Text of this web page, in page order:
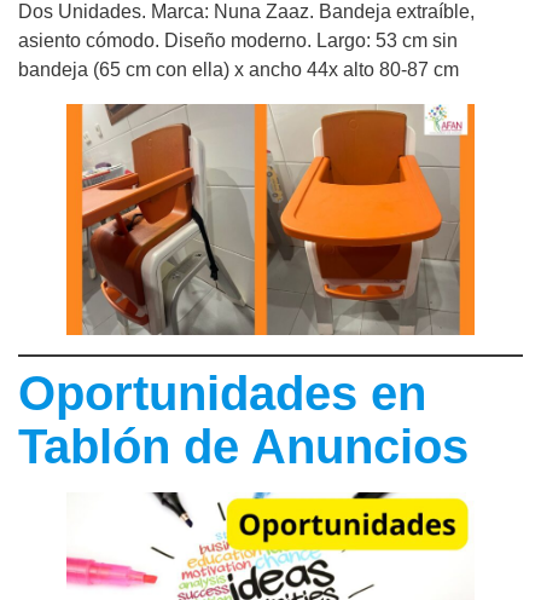
Dos Unidades. Marca: Nuna Zaaz. Bandeja extraíble,
asiento cómodo. Diseño moderno. Largo: 53 cm sin
bandeja (65 cm con ella) x ancho 44x alto 80-87 cm
Oportunidades en
Tablón de Anuncios